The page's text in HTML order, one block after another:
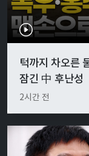
턱까지 차오른
잠긴 中 후난성
2시간 전